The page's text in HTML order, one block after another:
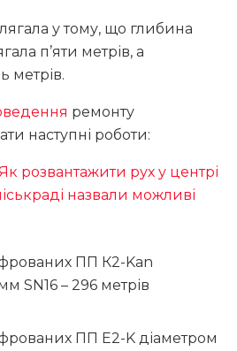
у тому, що глибина
п’яти метрів, а
метрів.
ремонту
наступні роботи:
розвантажити рух у центрі
назвали можливі
ПП К2-Kan
SN16 – 296 метрів
ПП E2-K діаметром